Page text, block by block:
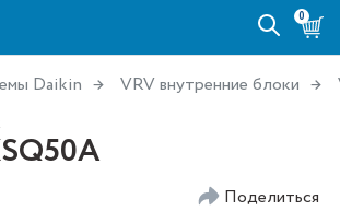
0
Daikin VRV внутренние блоки
Поделиться